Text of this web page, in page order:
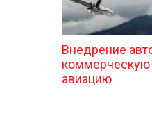
Внедрение
авиацию